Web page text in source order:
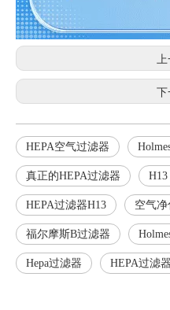
上
下
HEPA空气过滤器
真正的HEPA过滤器
HEPA过滤器H13 空气净
福尔摩斯B过滤器
Hepa过滤器 HEPA过滤